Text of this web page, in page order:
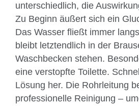
unterschiedlich, die
Zu Beginn äußert sich ein
Das Wasser fließt immer
bleibt letztendlich in der
Waschbecken stehen.
eine verstopfte Toilette.
Lösung her. Die Rohrleitung
professionelle Reinigung –